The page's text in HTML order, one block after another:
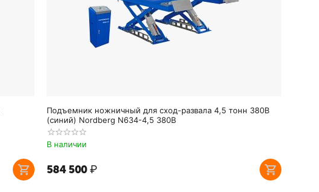
Подъемник ножничный для сход-развала 4,5 тонн 380В
(синий) Nordberg N634-4,5 380В
В наличии
584 500₽